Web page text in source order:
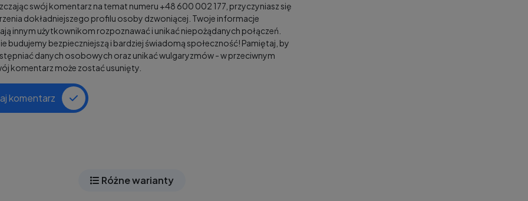
swój komentarz na temat numeru +48 600 002 177, przyczyniasz się
dokładniejszego profilu osoby dzwoniącej. Twoje informacje
innym użytkownikom rozpoznawać i unikać niepożądanych połączeń.
budujemy bezpieczniejszą i bardziej świadomą społeczność! Pamiętaj, by
danych osobowych oraz unikać wulgaryzmów - w przeciwnym
komentarz może zostać usunięty.
komentarz
Różne warianty